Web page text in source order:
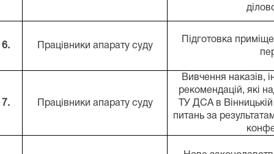
6. Працівники апарату суду
Підготовка
7. Працівники апарату суду
Вивчення наказів,
рекомендацій, які
ТУ ДСА в
питань за